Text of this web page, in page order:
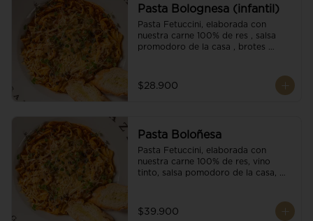
Pasta Bolognesa (infantil)
Pasta Fetuccini, elaborada con
nuestra carne 100% de res , salsa
promodoro de la casa , brotes
$28.900
Pasta Boloñesa
Pasta Fetuccini, elaborada con
nuestra carne 100% de res, vino
tinto, salsa pomodoro de la casa,
$39.900